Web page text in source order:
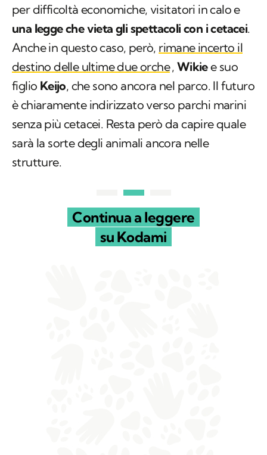
per difficoltà economiche, visitatori in calo e
una legge che vieta gli spettacoli con i cetacei.
Anche in questo caso, però, rimane incerto il
destino delle ultime due orche, Wikiee suo
figlio Keijo, che sono ancora nel parco. Il futuro
è chiaramente indirizzato verso parchi marini
senza più cetacei. Resta però da capire quale
sarà la sorte degli animali ancora nelle
strutture.
Continua a leggere
su Kodami